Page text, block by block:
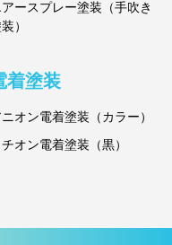
アースプレー塗装（手吹き
）
着塗装
ニオン電着塗装（カラー）
オン電着塗装（黒）